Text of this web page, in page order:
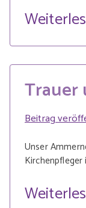
Trauer
Beitrag
Unser